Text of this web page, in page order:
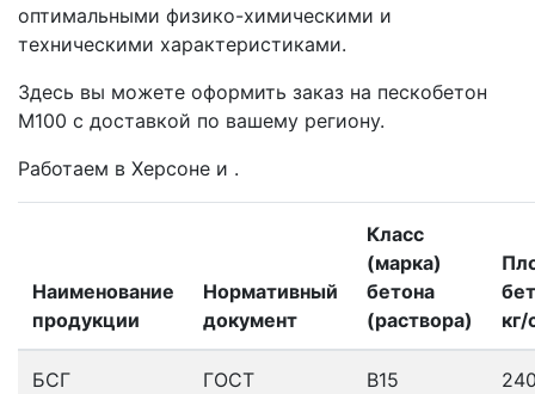
оптимальными физико-химическими и
техническими характеристиками.
Здесь вы можете оформить заказ на пескобетон
М100 с доставкой по вашему региону.
Работаем в Херсоне и .
Наименование
продукции
Нормативный
документ
Класс
(марка)
бетона
(раствора)
кг/
БСГ
ГОСТ
В15